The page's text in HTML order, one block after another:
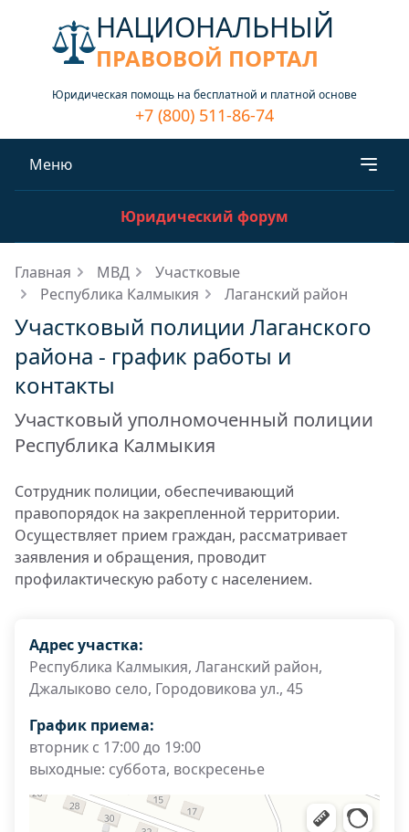
НАЦИОНАЛЬНЫЙ
ПРАВОВОЙ ПОРТАЛ
Юридическая помощь на бесплатной и платной основе
+7 (800) 511-86-74
Меню
Юридический форум
Главная МВД
Участковые
Республика Калмыкия
Лаганский район
Участковый полиции Лаганского
района - график работы и
контакты
Участковый уполномоченный полиции
Республика Калмыкия
Сотрудник полиции, обеспечивающий
правопорядок на закрепленной территории.
Осуществляет прием граждан, рассматривает
заявления и обращения, проводит
профилактическую работу с населением.
Адрес участка:
Республика Калмыкия, Лаганский район,
Джалыково село, Городовикова ул., 45
График приема:
вторник с 17:00 до 19:00
выходные: суббота, воскресенье